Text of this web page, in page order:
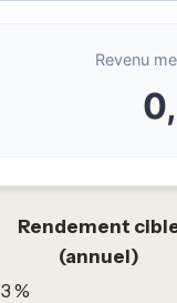
Revenu
Rendement
(annuel)
3 %